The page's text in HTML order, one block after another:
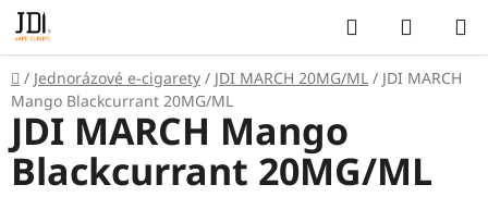
Přejít
na
obsah
Hledat
KOŠÍK
Domů
/ Jednorázové e-cigarety / JDI MARCH 20MG/ML / JDI MARCH
Mango Blackcurrant 20MG/ML
JDI MARCH Mango
Blackcurrant 20MG/ML